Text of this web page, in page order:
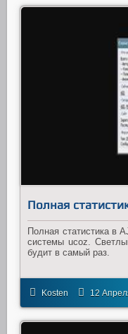
Полная
Полная статистика в
системы ucoz.
будит в самый раз.
Kosten 12